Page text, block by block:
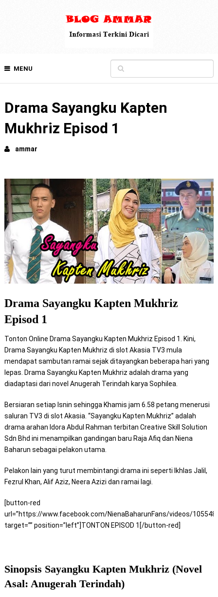
MENU
Drama Sayangku Kapten
Mukhriz Episod 1
ammar
Drama Sayangku Kapten Mukhriz
Episod 1
Tonton Online Drama Sayangku Kapten Mukhriz Episod 1. Kini,
Drama Sayangku Kapten Mukhriz di slot Akasia TV3 mula
mendapat sambutan ramai sejak ditayangkan beberapa hari yang
lepas. Drama Sayangku Kapten Mukhriz adalah drama yang
diadaptasi dari novel Anugerah Terindah karya Sophilea.
Bersiaran setiap Isnin sehingga Khamis jam 6.58 petang menerusi
saluran TV3 di slot Akasia. “Sayangku Kapten Mukhriz” adalah
drama arahan Idora Abdul Rahman terbitan Creative Skill Solution
Sdn Bhd ini menampilkan gandingan baru Raja Afiq dan Niena
Baharun sebagai pelakon utama.
Pelakon lain yang turut membintangi drama ini seperti Ikhlas Jalil,
Fezrul Khan, Alif Aziz, Neera Azizi dan ramai lagi.
[button-red
url=”https://www.facebook.com/NienaBaharunFans/videos/
target=”” position=”left”]TONTON EPISOD 1[/button-red]
Sinopsis Sayangku Kapten Mukhriz (Novel
Asal: Anugerah Terindah)